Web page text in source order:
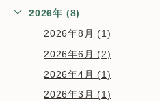
2026年 (8)
2026年8月 (1)
2026年6月 (2)
2026年4月 (1)
2026年3月 (1)